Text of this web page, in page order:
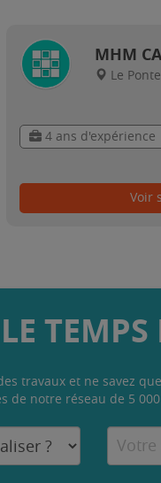
MHM
Le
4 ans d'expérience
Voir
travaux et ne savez
de notre réseau de 5